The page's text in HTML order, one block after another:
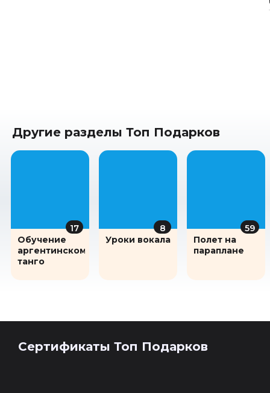
Другие разделы Топ Подарков
17
Обучение
аргентинскому
танго
8
Уроки вокала
59
Полет на
параплане
Сертификаты Топ Подарков